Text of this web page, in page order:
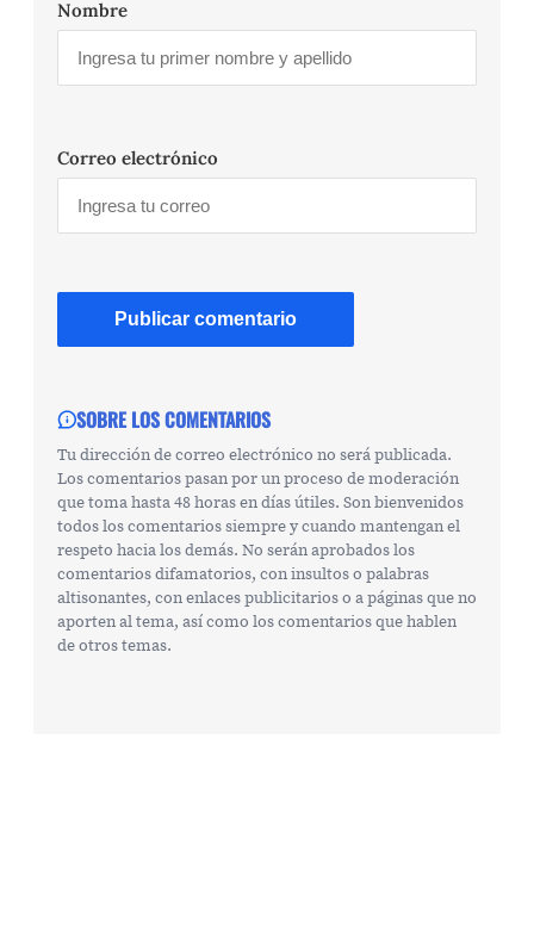
Nombre
Correo electrónico
SOBRE LOS COMENTARIOS
Tu dirección de correo electrónico no será publicada.
Los comentarios pasan por un proceso de moderación
que toma hasta 48 horas en días útiles. Son bienvenidos
todos los comentarios siempre y cuando mantengan el
respeto hacia los demás. No serán aprobados los
comentarios difamatorios, con insultos o palabras
altisonantes, con enlaces publicitarios o a páginas que no
aporten al tema, así como los comentarios que hablen
de otros temas.